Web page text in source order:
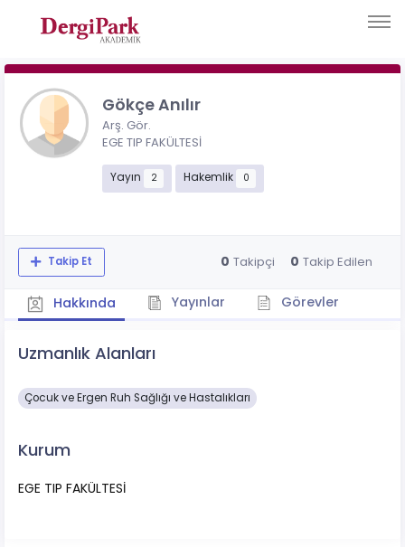
Gökçe Anılır
Arş. Gör.
EGE TIP FAKÜLTESİ
Yayın 2 Hakemlik 0
Takip Et 0 Takipçi 0 Takip Edilen
Hakkında Yayınlar Görevler
Uzmanlık Alanları
Çocuk ve Ergen Ruh Sağlığı ve Hastalıkları
Kurum
EGE TIP FAKÜLTESİ